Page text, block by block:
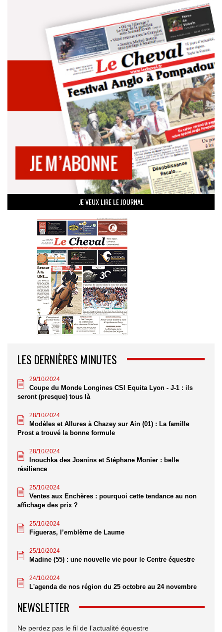
JE VEUX LIRE LE JOURNAL
LES DERNIÈRES MINUTES
29/10/2024
Coupe du Monde Longines CSI Equita Lyon - J-1 : ils
seront (presque) tous là
28/10/2024
Modèles et Allures à Chazey sur Ain (01) : La famille
Prost a trouvé la bonne formule
28/10/2024
Inouchka des Joanins et Stéphane Monier : belle
résilience
25/10/2024
Ventes aux Enchères : pourquoi cette tendance au non
affichage des prix ?
25/10/2024
Figueras, l’emblème de Laume
25/10/2024
Madine (55) : une nouvelle vie pour le Centre équestre
24/10/2024
L'agenda de nos région du 25 octobre au 24 novembre
NEWSLETTER
Ne perdez pas le fil de l’actualité équestre